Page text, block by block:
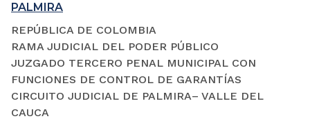
PALMIRA
REPÚBLICA DE COLOMBIA
RAMA JUDICIAL DEL PODER PÚBLICO
JUZGADO TERCERO PENAL MUNICIPAL CON
FUNCIONES DE CONTROL DE GARANTÍAS
CIRCUITO JUDICIAL DE PALMIRA– VALLE DEL
CAUCA